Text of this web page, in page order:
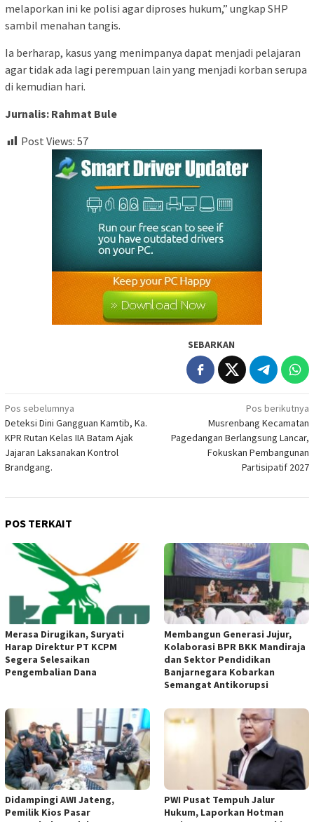
melaporkan ini ke polisi agar diproses hukum,” ungkap SHP
sambil menahan tangis.
Ia berharap, kasus yang menimpanya dapat menjadi pelajaran
agar tidak ada lagi perempuan lain yang menjadi korban serupa
di kemudian hari.
Jurnalis: Rahmat Bule
Post Views: 57
SEBARKAN
Navigasi
pos
Pos sebelumnya
Deteksi Dini Gangguan Kamtib, Ka.
KPR Rutan Kelas IIA Batam Ajak
Jajaran Laksanakan Kontrol
Brandgang.
Pos berikutnya
Musrenbang Kecamatan
Pagedangan Berlangsung Lancar,
Fokuskan Pembangunan
Partisipatif 2027
POS TERKAIT
Merasa Dirugikan, Suryati
Harap Direktur PT KCPM
Segera Selesaikan
Pengembalian Dana
Membangun Generasi Jujur,
Kolaborasi BPR BKK Mandiraja
dan Sektor Pendidikan
Banjarnegara Kobarkan
Semangat Antikorupsi
Didampingi AWI Jateng,
Pemilik Kios Pasar
PWI Pusat Tempuh Jalur
Hukum, Laporkan Hotman